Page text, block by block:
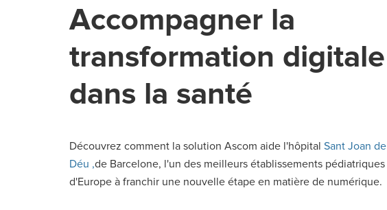
Accompagner la
transformation digitale
dans la santé
Découvrez comment la solution Ascom aide l'hôpital Sant Joan de
Déu ,de Barcelone, l'un des meilleurs établissements pédiatriques
d'Europe à franchir une nouvelle étape en matière de numérique.